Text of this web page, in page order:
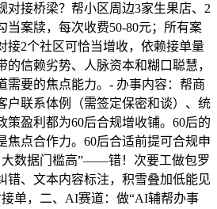
对接桥梁？帮小区周边3家生果店、2
当案牍，每次收费50-80元；所有案
接2个社区可恰当增收，依赖接单量
的信赖劣势、人脉资本和糊口聪慧，
需要的焦点能力。- 办事内容：帮商
户联系体例（需签定保密和谈）、统
策盈利都为60后合规增收铺。60后的
焦点合作力。60后合适前提可合规申
大数据门槛高”——错！次要工做包罗
错、文本内容标注，积雪叠加低能见
单，二、AI赛道：做“AI辅帮办事